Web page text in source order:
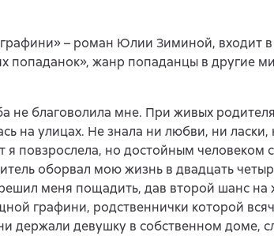
– роман Юлии Зиминой, входит в
попаданок», жанр попаданцы в другие
не благоволила мне. При живых
на улицах. Не знала ни любви, ни ласки,
я повзрослела, но достойным человеком
оборвал мою жизнь в двадцать
меня пощадить, дав второй шанс на
графини, родственнички которой
держали девушку в собственном доме,